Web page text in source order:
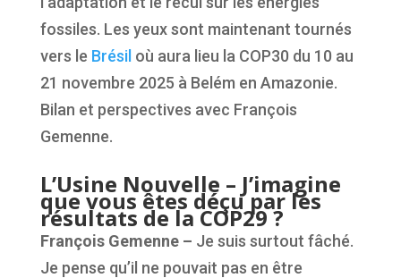
fossiles. Les yeux sont maintenant tournés
vers le Brésil où aura lieu la COP30 du 10 au
21 novembre 2025 à Belém en Amazonie.
Bilan et perspectives avec François
Gemenne.
L’Usine Nouvelle – J’imagine
que vous êtes déçu par les
résultats de la COP29 ?
François Gemenne – Je suis surtout fâché.
Je pense qu’il ne pouvait pas en être